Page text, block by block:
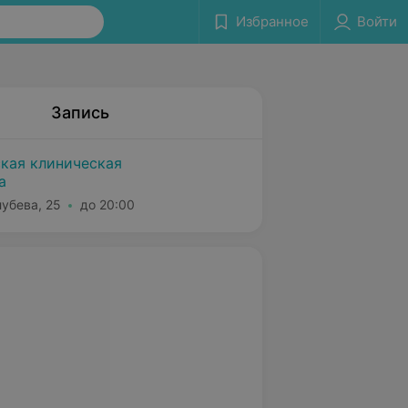
Избранное Войти
Запись
клиническая
25 до 20:00